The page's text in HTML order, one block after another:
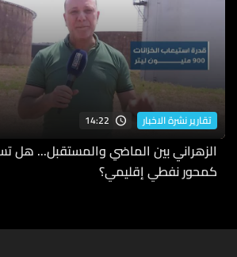
تقارير نشرة الاخبار 14:22
الزهراني بين الماضي والمستقبل... هل
كمحور نفطي إقليمي؟